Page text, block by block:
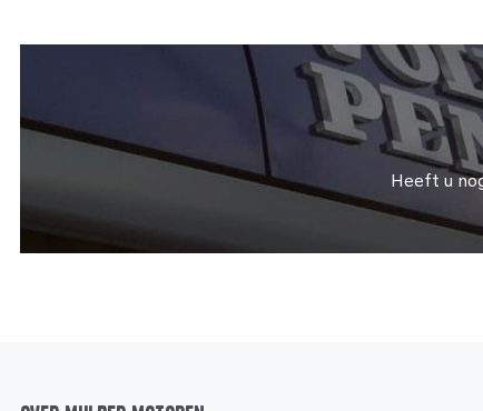
Heeft u